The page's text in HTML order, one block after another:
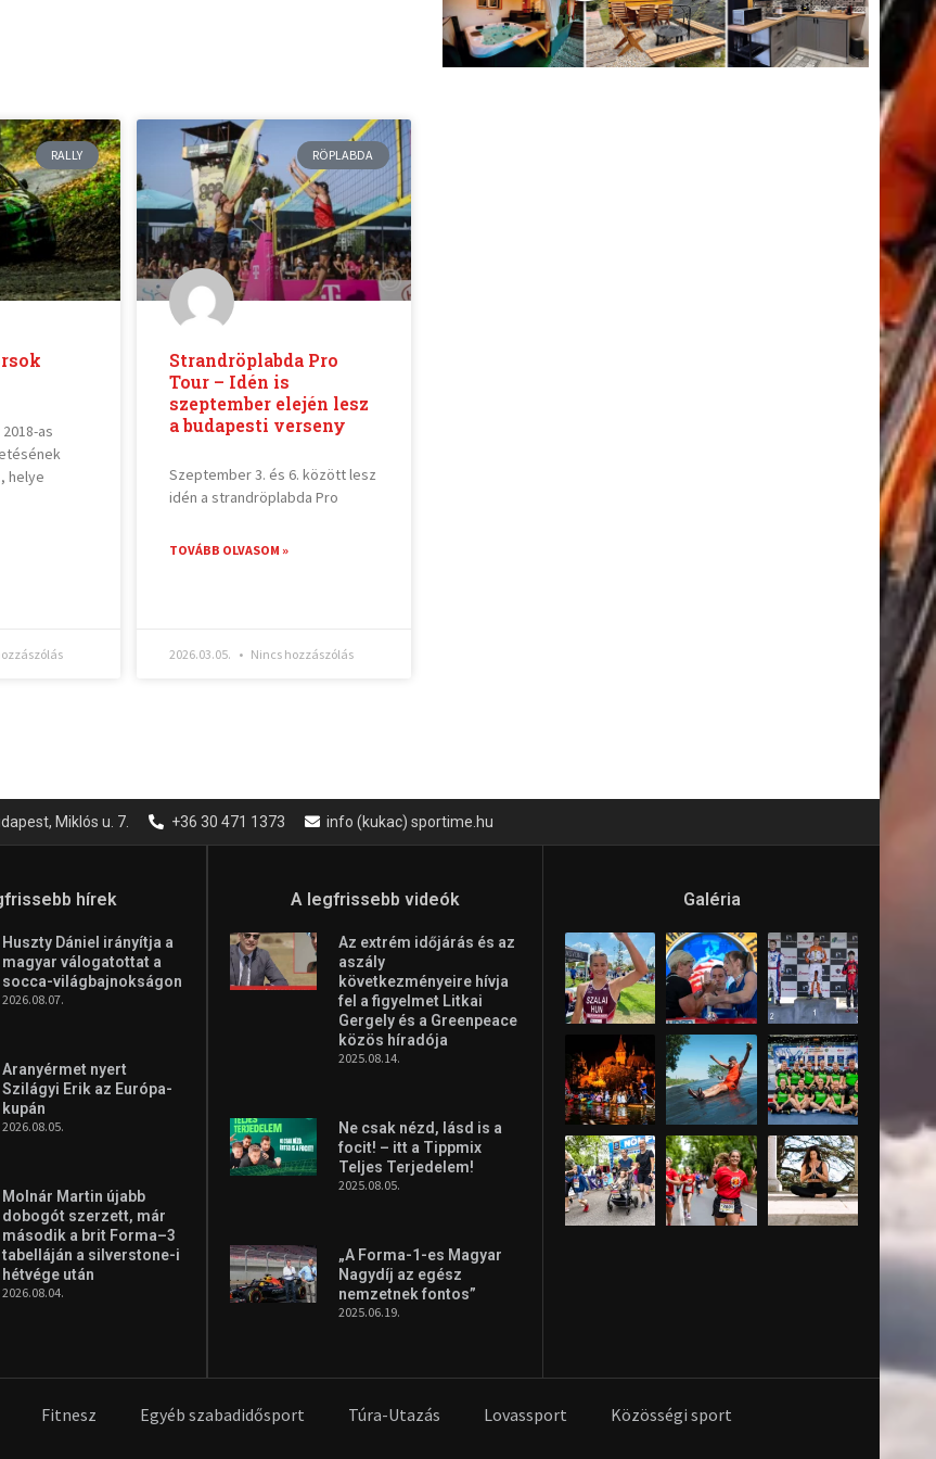
RALLY
as
helye
RÖPLABDA
Strandröplabda Pro
Tour – Idén is
szeptember elején lesz
a budapesti verseny
Szeptember 3. és 6. között lesz
idén a strandröplabda Pro
TOVÁBB OLVASOM »
2026.03.05. Nincs hozzászólás
Miklós u. 7. +36 30 471 1373 info (kukac) sportime.hu
hírek
Huszty Dániel irányítja a
magyar válogatottat a
socca-világbajnokságon
2026.08.07.
Aranyérmet nyert
Szilágyi Erik az Európa-
kupán
2026.08.05.
Molnár Martin újabb
dobogót szerzett, már
második a brit Forma–3
tabelláján a silverstone-i
hétvége után
2026.08.04.
A legfrissebb videók
Az extrém időjárás és az
aszály
következményeire hívja
fel a figyelmet Litkai
Gergely és a Greenpeace
közös híradója
2025.08.14.
Ne csak nézd, lásd is a
focit! – itt a Tippmix
Teljes Terjedelem!
2025.08.05.
„A Forma-1-es Magyar
Nagydíj az egész
nemzetnek fontos”
2025.06.19.
Galéria
Fitnesz Egyéb szabadidősport Túra-Utazás Lovassport Közösségi sport